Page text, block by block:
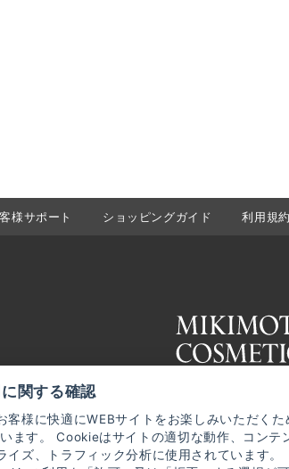
様サポート ショッピングガイド 利用規約
関する確認
客様に快適にWEBサイトをお楽しみいただくた
ます。 Cookieはサイトの適切な動作、コンテ
イズ、トラフィック分析に使用されています。